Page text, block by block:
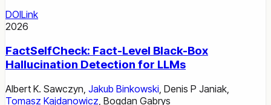
DOILink
2026
FactSelfCheck: Fact-Level Black-Box
Hallucination Detection for LLMs
Albert K. Sawczyn Jakub Binkowski Denis P Janiak
Tomasz Kajdanowicz Bogdan Gabrys